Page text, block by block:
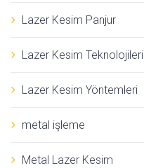
Lazer Kesim Panjur
Lazer Kesim Teknolojileri
Lazer Kesim Yöntemleri
metal işleme
Metal Lazer Kesim